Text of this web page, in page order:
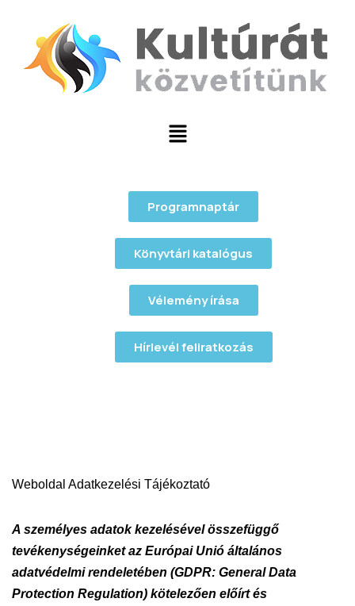
Programnaptár
Könyvtári katalógus
Vélemény írása
Hírlevél feliratkozás
Weboldal Adatkezelési Tájékoztató
A személyes adatok kezelésével összefüggő
tevékenységeinket az Európai Unió általános
adatvédelmi rendeletében (GDPR: General Data
Protection Regulation) kötelezően előírt és